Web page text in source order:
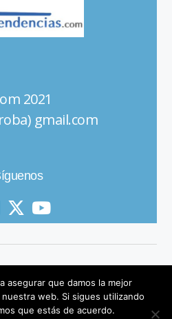
2021
gmail.com
Rights Reserved
asegurar que damos la mejor
web. Si sigues utilizando
que estás de acuerdo.